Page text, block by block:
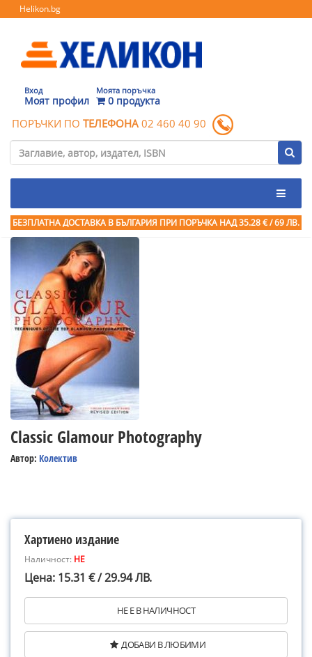
Helikon.bg
Вход
Моят профил
Моята поръчка
0 продукта
ПОРЪЧКИ ПО ТЕЛЕФОНА 02 460 40 90
БЕЗПЛАТНА ДОСТАВКА В БЪЛГАРИЯ ПРИ ПОРЪЧКА НАД 35.28 € / 69 ЛВ.
Classic Glamour Photography
Автор: Колектив
Хартиено издание
Наличност: НЕ
Цена: 15.31 € / 29.94 ЛВ.
НЕ Е В НАЛИЧНОСТ
ДОБАВИ В ЛЮБИМИ